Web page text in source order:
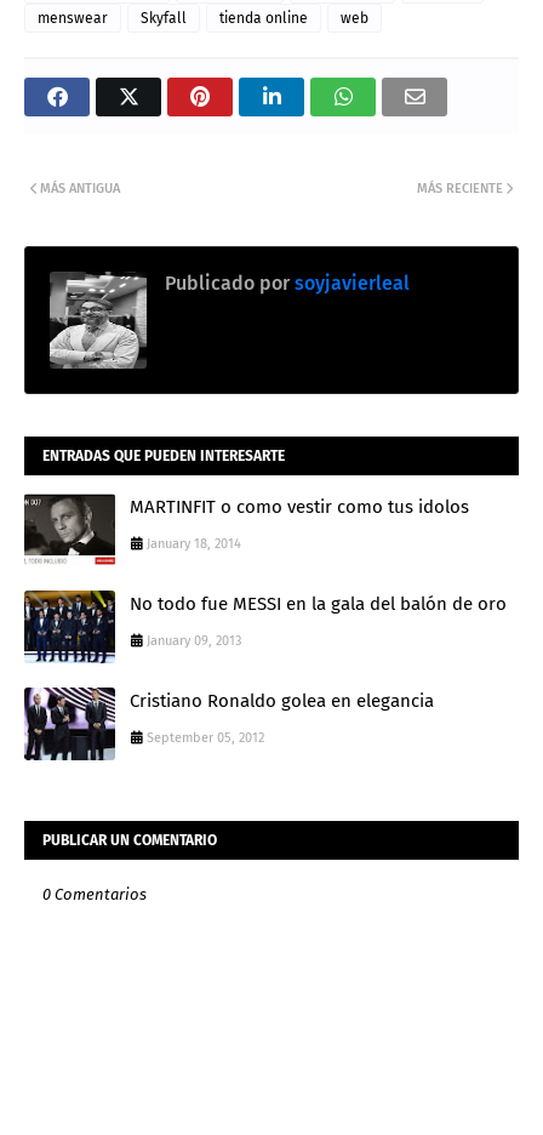
menswear
Skyfall tienda online web
MÁS RECIENTE
MÁS ANTIGUA
Publicado por soyjavierleal
ENTRADAS QUE PUEDEN INTERESARTE
MARTINFIT o como vestir como tus idolos
January 18, 2014
No todo fue MESSI en la gala del balón de oro
January 09, 2013
Cristiano Ronaldo golea en elegancia
September 05, 2012
PUBLICAR UN COMENTARIO
0 Comentarios